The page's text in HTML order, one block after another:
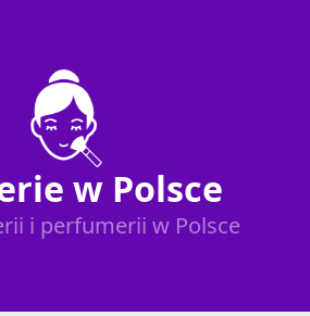
w Polsce
i perfumerii w Polsce